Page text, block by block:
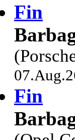
Fin
Fin